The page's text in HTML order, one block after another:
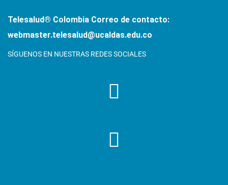
Telesalud® Colombia Correo de contacto:
webmaster.telesalud@ucaldas.edu.co
SÍGUENOS EN NUESTRAS REDES SOCIALES